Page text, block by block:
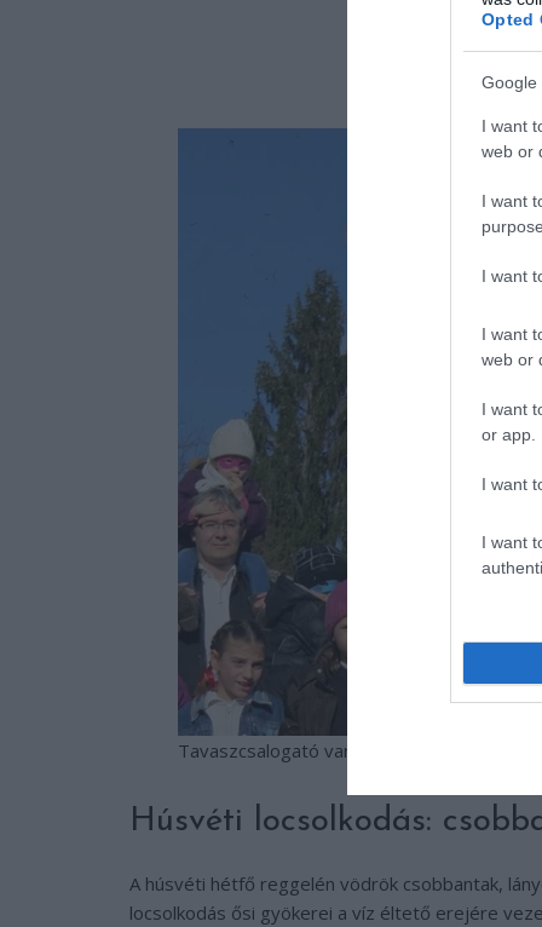
Opted
Google
I want
web or
I want
I want
I want
web or
I want
or app.
I want
I want
Tavaszcsalogató varázslatok
Húsvéti locsolkodás:
A húsvéti hétfő reggelén vödrök csobbantak,
locsolkodás ősi gyökerei a víz éltető erejére